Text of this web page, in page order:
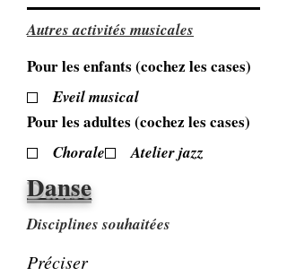
Autres activités musicales
Pour les enfants (cochez les cases)
Eveil musical
Pour les adultes (cochez les cases)
Chorale Atelier jazz
Danse
Disciplines souhaitées
Préciser